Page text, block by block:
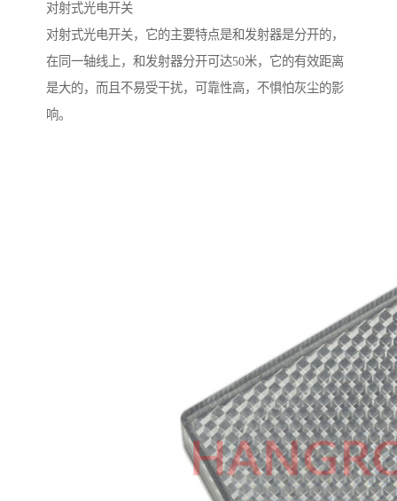
对射式光电开关
对射式光电开关，它的主要特点是和发射器是分开的，
在同一轴线上，和发射器分开可达50米，它的有效距离
是大的，而且不易受干扰，可靠性高，不惧怕灰尘的影
响。